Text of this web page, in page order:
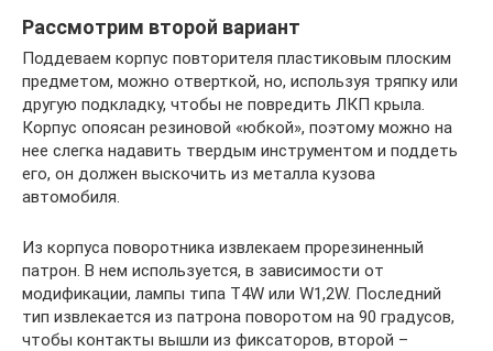
Рассмотрим второй вариант
Поддеваем корпус повторителя пластиковым плоским
предметом, можно отверткой, но, используя тряпку или
другую подкладку, чтобы не повредить ЛКП крыла.
Корпус опоясан резиновой «юбкой», поэтому можно на
нее слегка надавить твердым инструментом и поддеть
его, он должен выскочить из металла кузова
автомобиля.
Из корпуса поворотника извлекаем прорезиненный
патрон. В нем используется, в зависимости от
модификации, лампы типа T4W или W1,2W. Последний
тип извлекается из патрона поворотом на 90 градусов,
чтобы контакты вышли из фиксаторов, второй –